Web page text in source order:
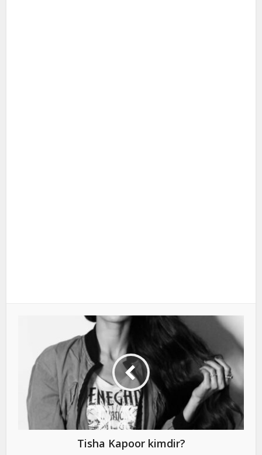
Tisha Kapoor kimdir?